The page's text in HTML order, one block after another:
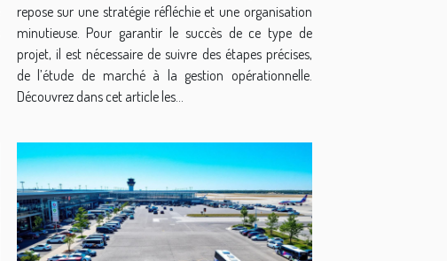
repose sur une stratégie réfléchie et une organisation
minutieuse. Pour garantir le succès de ce type de
projet, il est nécessaire de suivre des étapes précises,
de l’étude de marché à la gestion opérationnelle.
Découvrez dans cet article les...